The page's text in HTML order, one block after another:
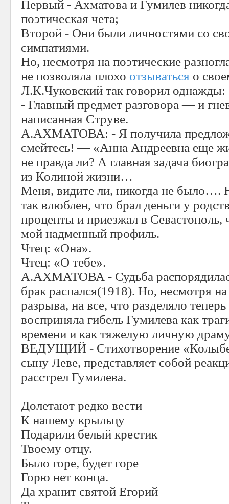
Первый - Ахматова и Гумилев
поэтическая чета;
Второй - Они были личностями со
симпатиями.
Но, несмотря на поэтические
не позволяла плохо отзываться о
Л.К.Чуковский так говорил однажды:
- Главный предмет разговора — и
написанная Струве.
А.АХМАТОВА: - Я получила
смейтесь! — «Анна Андреевна еще
не правда ли? А главная задача
из Колиной жизни…
Меня, видите ли, никогда не было….
так влюблен, что брал деньги у
проценты и приезжал в
мой надменный профиль.
Чтец: «Она».
Чтец: «О тебе».
А.АХМАТОВА - Судьба
брак распался(1918). Но, несмотря на
разрыва, на все, что разделяло
восприняла гибель Гумилева как
времени и как тяжелую личную
ВЕДУЩИЙ - Стихотворение
сыну Леве, представляет собой
расстрел Гумилева.
Долетают редко вести
К нашему крыльцу
Подарили белый крестик
Твоему отцу.
Было горе, будет горе
Горю нет конца.
Да хранит святой Егорий